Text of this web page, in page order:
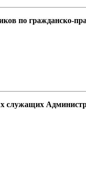
по гражданско-
служащих